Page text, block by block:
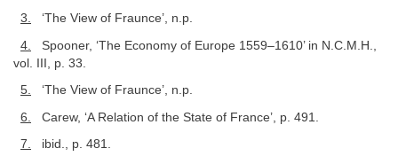
3. ‘The View of Fraunce’, n.p.
4.
Spooner, ‘The Economy of Europe 1559–1610’ in N.C.M.H.,
vol. III, p. 33.
5. ‘The View of Fraunce’, n.p.
6. Carew, ‘A Relation of the State of France’, p. 491.
7. ibid., p. 481.